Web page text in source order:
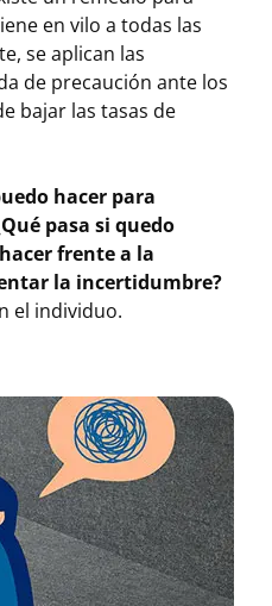
en vilo a todas las
se aplican las
de precaución ante los
bajar las tasas de
hacer para
pasa si quedo
frente a la
la incertidumbre?
el individuo.